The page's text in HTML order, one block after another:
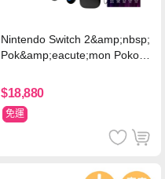
Nintendo Switch 2&amp;nbsp;
Pok&amp;eacute;mon Pokopi
影機+人機迷網
$18,880
免運